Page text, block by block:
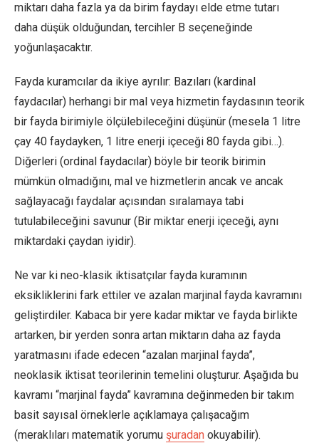
miktarı daha fazla ya da birim faydayı elde etme tutarı
daha düşük olduğundan, tercihler B seçeneğinde
yoğunlaşacaktır.
Fayda kuramcılar da ikiye ayrılır: Bazıları (kardinal
faydacılar) herhangi bir mal veya hizmetin faydasının teorik
bir fayda birimiyle ölçülebileceğini düşünür (mesela 1 litre
çay 40 faydayken, 1 litre enerji içeceği 80 fayda gibi…).
Diğerleri (ordinal faydacılar) böyle bir teorik birimin
mümkün olmadığını, mal ve hizmetlerin ancak ve ancak
sağlayacağı faydalar açısından sıralamaya tabi
tutulabileceğini savunur (Bir miktar enerji içeceği, aynı
miktardaki çaydan iyidir).
Ne var ki neo-klasik iktisatçılar fayda kuramının
eksikliklerini fark ettiler ve azalan marjinal fayda kavramını
geliştirdiler. Kabaca bir yere kadar miktar ve fayda birlikte
artarken, bir yerden sonra artan miktarın daha az fayda
yaratmasını ifade edecen “azalan marjinal fayda”,
neoklasik iktisat teorilerinin temelini oluşturur. Aşağıda bu
kavramı “marjinal fayda” kavramına değinmeden bir takım
basit sayısal örneklerle açıklamaya çalışacağım
(meraklıları matematik yorumu şuradan okuyabilir).